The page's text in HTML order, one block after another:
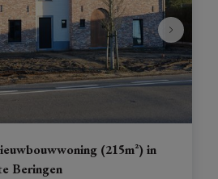
(215m²) in
Beringen